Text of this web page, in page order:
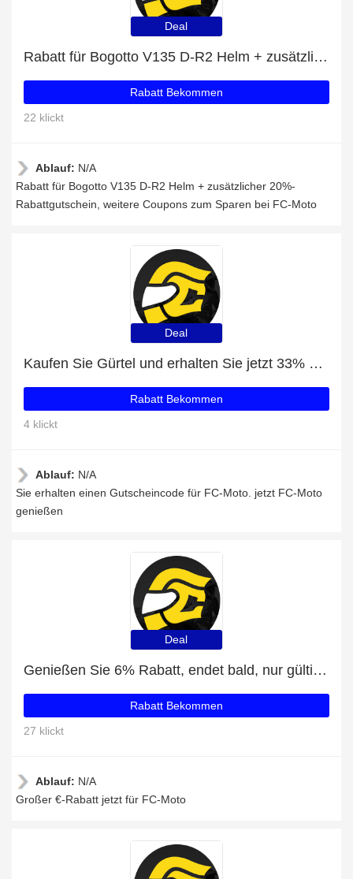
Deal
Rabatt für Bogotto V135 D-R2 Helm + zusätzlicher 20%-Rabattgutschein
Rabatt Bekommen
22 klickt
Ablauf: N/A
Rabatt für Bogotto V135 D-R2 Helm + zusätzlicher 20%-
Rabattgutschein, weitere Coupons zum Sparen bei FC-Moto
Deal
Kaufen Sie Gürtel und erhalten Sie jetzt 33% Rabatt
Rabatt Bekommen
4 klickt
Ablauf: N/A
Sie erhalten einen Gutscheincode für FC-Moto. jetzt FC-Moto
genießen
Deal
Genießen Sie 6% Rabatt, endet bald, nur gültig für Bremsscheiben Abdeckungen
Rabatt Bekommen
27 klickt
Ablauf: N/A
Großer €-Rabatt jetzt für FC-Moto